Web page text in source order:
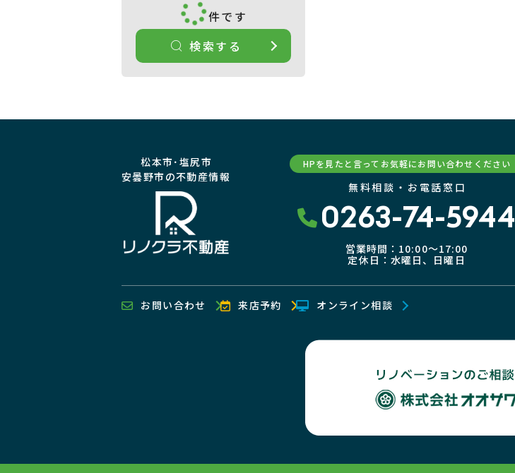
件です
検索する
松本市･塩尻市
安曇野市の不動産情報
HPを見たと言ってお気軽にお問い合わせください
無料相談・お電話窓口
0263-74-5944
営業時間：10:00〜17:00
定休日：水曜日、日曜日
お問い合わせ 来店予約 オンライン相談